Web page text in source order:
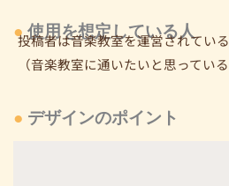
●使用を想定している人
投稿者は音楽教室を運営されてい
（音楽教室に通いたいと思ってい
●デザインのポイント